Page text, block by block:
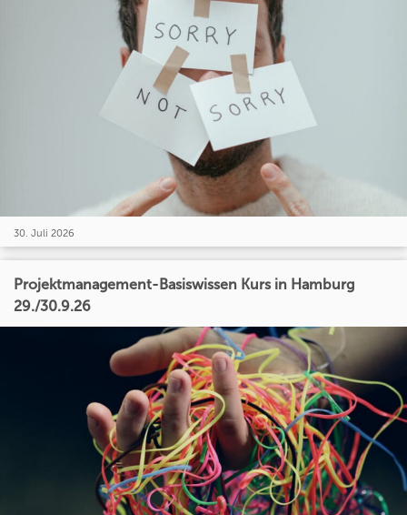
30. Juli 2026
Projektmanagement-Basiswissen Kurs in Hamburg
29./30.9.26